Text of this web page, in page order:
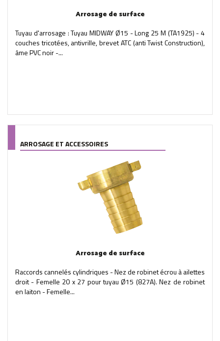
Arrosage de surface
Tuyau d'arrosage : Tuyau MIDWAY Ø15 - Long 25 M (TA1925) - 4
couches tricotées, antivrille, brevet ATC (anti Twist Construction),
âme PVC noir -...
ARROSAGE ET ACCESSOIRES
Arrosage de surface
Raccords cannelés cylindriques - Nez de robinet écrou à ailettes
droit - Femelle 20 x 27 pour tuyau Ø15 (827A). Nez de robinet
en laiton - Femelle...